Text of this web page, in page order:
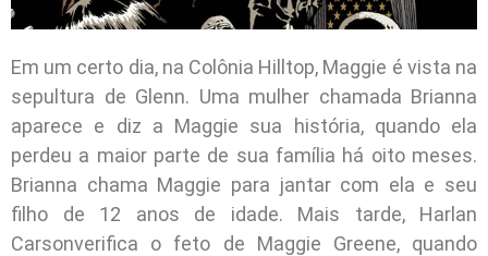
Em um certo dia, na Colônia Hilltop, Maggie é vista na
sepultura de Glenn. Uma mulher chamada Brianna
aparece e diz a Maggie sua história, quando ela
perdeu a maior parte de sua família há oito meses.
Brianna chama Maggie para jantar com ela e seu
filho de 12 anos de idade. Mais tarde, Harlan
Carsonverifica o feto de Maggie Greene, quando